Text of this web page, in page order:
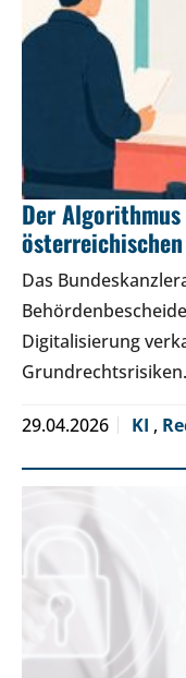
Der
Das
Digitalisierung
Grundrechtsrisiken.
29.04.2026 KI ,